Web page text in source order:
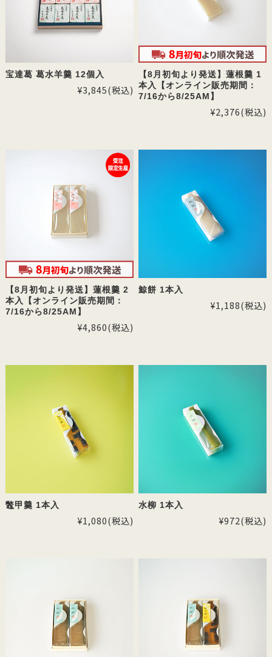
宝達葛 葛水羊羹 12個入
¥3,845(税込)
【8月初旬より発送】蓮根羹 1
本入【オンライン販売期間：
7/16から8/25AM】
¥2,376(税込)
【8月初旬より発送】蓮根羹 2
本入【オンライン販売期間：
7/16から8/25AM】
¥4,860(税込)
鯨餅 1本入
¥1,188(税込)
鼈甲羹 1本入
¥1,080(税込)
水柳 1本入
¥972(税込)